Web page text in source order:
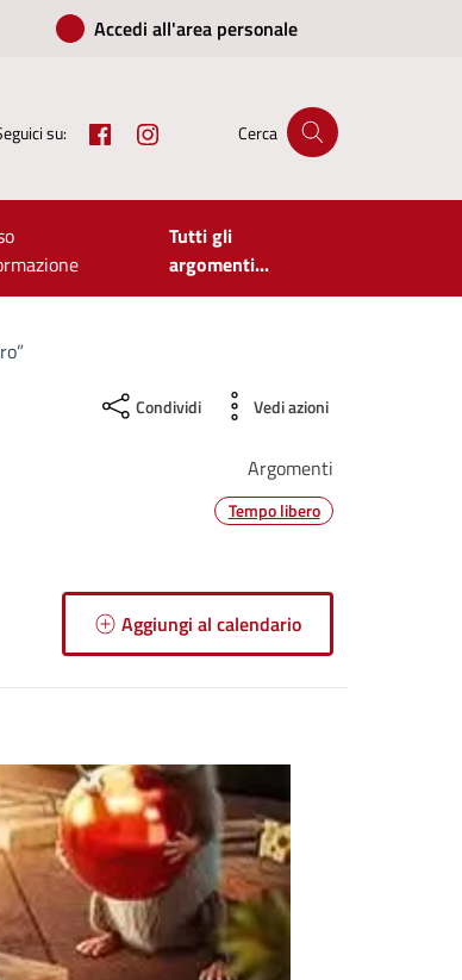
Accedi all'area personale
su: FacebookInstagramCerca
Tutti gli
argomenti...
Condividi Vedi azioni
Argomenti
Tempo libero
Aggiungi al calendario